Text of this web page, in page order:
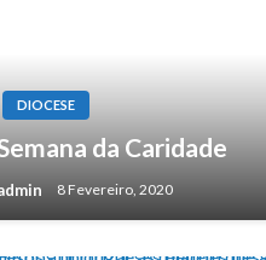
DIOCESE
da Caridade
8 Fevereiro, 2020